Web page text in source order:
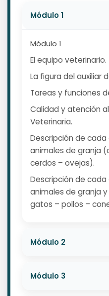
Módulo 1
Módulo 1
El equipo veterinario.
La figura del auxiliar
Tareas y funciones
Calidad y atención
Veterinaria.
Descripción de cada
animales de granja
cerdos – ovejas).
Descripción de cada
animales de granja
gatos – pollos –
Módulo 2
Módulo 3